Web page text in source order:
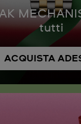
tutti
ACQUISTA